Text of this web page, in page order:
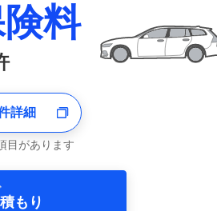
料
詳細
目があります
もり